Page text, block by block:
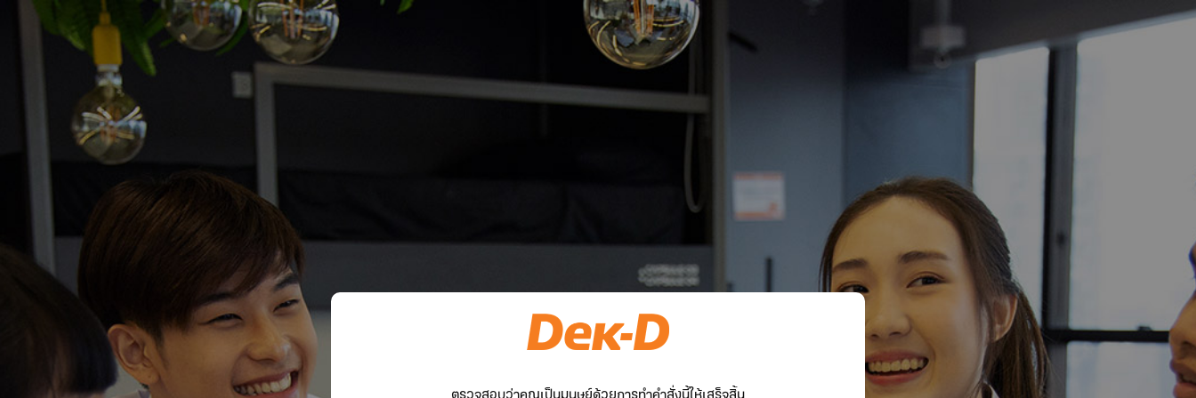
ตรวจสอบว่าคุณเป็นมนุษย์ด้วยการทำคำสั่งนี้ให้เสร็จสิ้น